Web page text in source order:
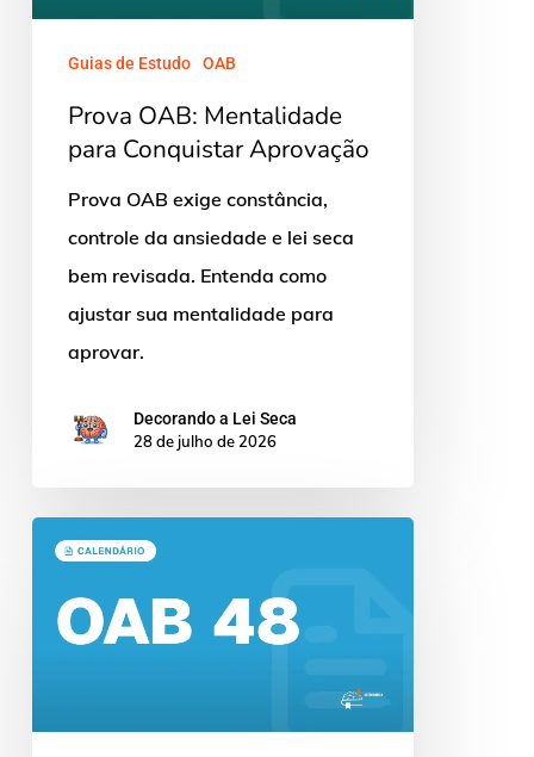
Aprovação
Guias de Estudo OAB
Prova OAB: Mentalidade
para Conquistar Aprovação
Prova OAB exige constância,
controle da ansiedade e lei seca
bem revisada. Entenda como
ajustar sua mentalidade para
aprovar.
Decorando a Lei Seca
28 de julho de 2026
OAB
Edital
e